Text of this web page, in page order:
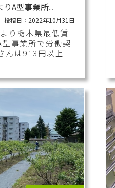
A型事業所...
投稿日：2022年10月31日
り栃木県最低賃
事業所で労働契
んは913円以上